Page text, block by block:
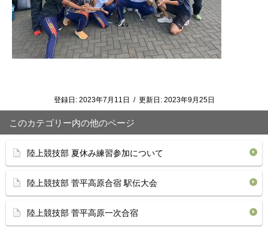
登録日: 2023年7月11日 / 更新日: 2023年9月25日
このカテゴリー内の他のページ
陸上競技部 夏休み練習参加について
陸上競技部 菅平高原合宿 駅伝大会
陸上競技部 菅平高原一次合宿